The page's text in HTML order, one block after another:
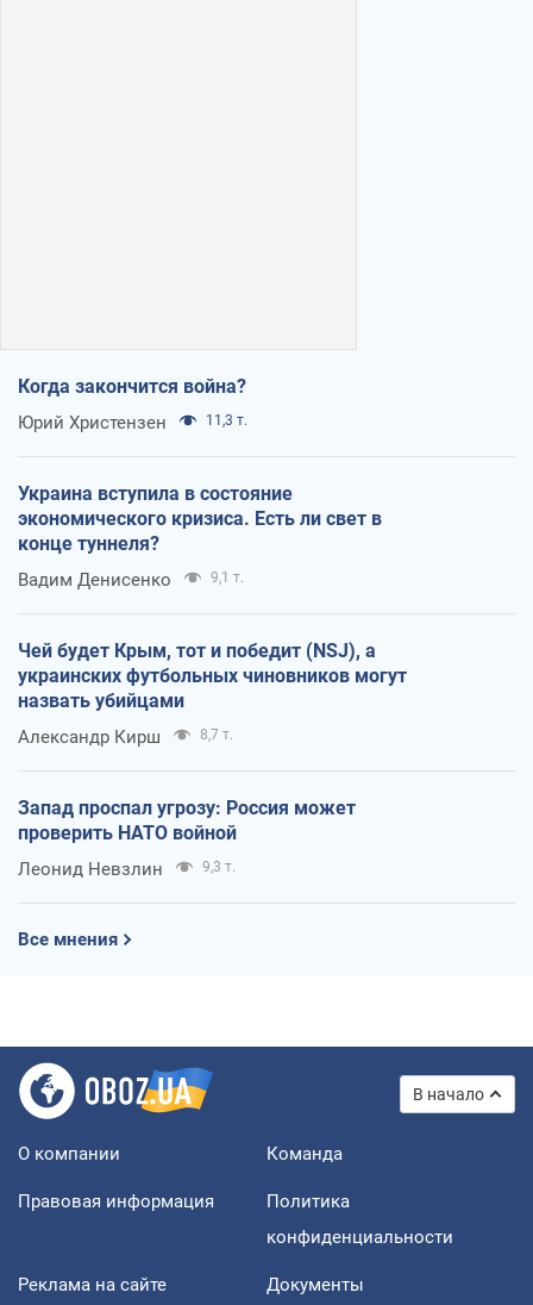
Когда закончится война?
Юрий Христензен 11,3 т.
Украина вступила в состояние
экономического кризиса. Есть ли свет в
конце туннеля?
Вадим Денисенко 9,1 т.
Чей будет Крым, тот и победит (NSJ), а
украинских футбольных чиновников могут
назвать убийцами
Александр Кирш 8,7 т.
Запад проспал угрозу: Россия может
проверить НАТО войной
Леонид Невзлин 9,3 т.
Все мнения
В начало
О компании Команда
Правовая информация
Политика
конфиденциальности
Реклама на сайте Документы